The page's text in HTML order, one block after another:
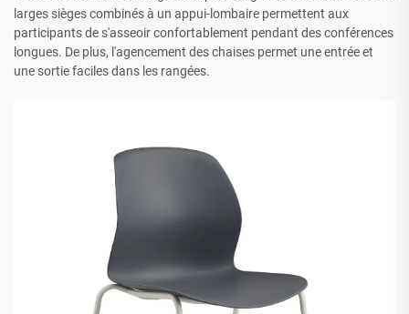
larges sièges combinés à un appui-lombaire permettent aux
participants de s'asseoir confortablement pendant des conférences
longues. De plus, l'agencement des chaises permet une entrée et
une sortie faciles dans les rangées.